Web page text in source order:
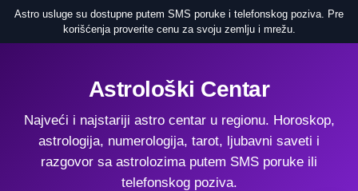
Astro usluge su dostupne putem SMS poruke i telefonskog poziva. Pre
korišćenja proverite cenu za svoju zemlju i mrežu.
Astrološki Centar
Najveći i najstariji astro centar u regionu. Horoskop,
astrologija, numerologija, tarot, ljubavni saveti i
razgovor sa astrolozima putem SMS poruke ili
telefonskog poziva.